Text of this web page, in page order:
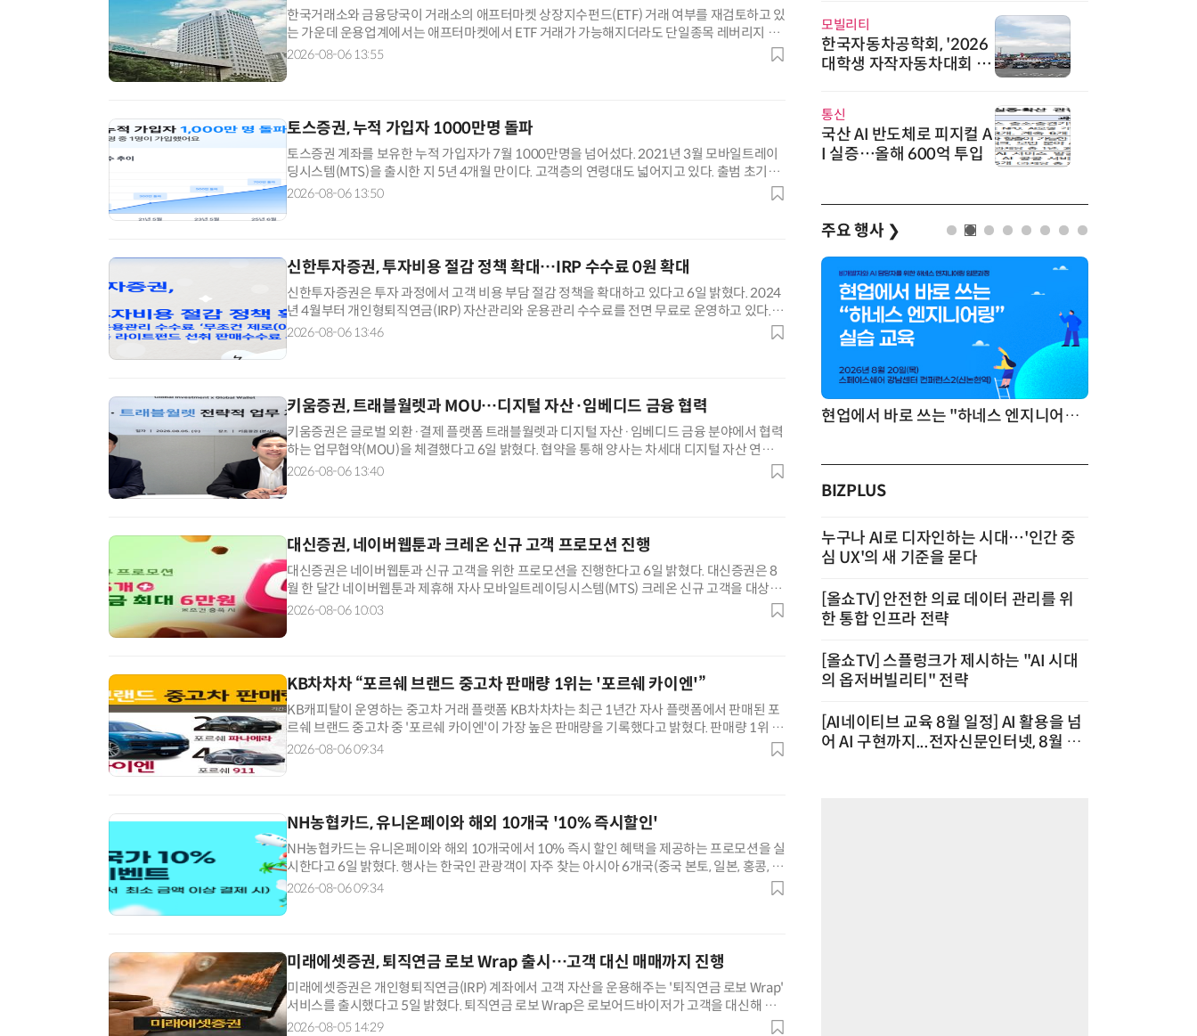
한국거래소와 금융당국이 거래소의 애프터마켓 상장지수펀드(ETF) 거래 여부를 재검토하고 있
는 가운데 운용업계에서는 애프터마켓에서 ETF 거래가 가능해지더라도 단일종목 레버리지 상
품 거래는 어려울 것이라는 목소리가 나온다. 증시 변동성이 커지고 단일종목 레버리지 상품이
2026-08-06 13:55
토스증권, 누적 가입자 1000만명 돌파
토스증권 계좌를 보유한 누적 가입자가 7월 1000만명을 넘어섰다. 2021년 3월 모바일트레이
딩시스템(MTS)을 출시한 지 5년 4개월 만이다. 고객층의 연령대도 넓어지고 있다. 출범 초기
70% 수준이었던 2030세대 가입자 비중이 50% 내외로 낮아졌다. 40대 이상이 43% 가량 차
2026-08-06 13:50
신한투자증권, 투자비용 절감 정책 확대…IRP 수수료 0원 확대
신한투자증권은 투자 과정에서 고객 비용 부담 절감 정책을 확대하고 있다고 6일 밝혔다. 2024
년 4월부터 개인형퇴직연금(IRP) 자산관리와 운용관리 수수료를 전면 무료로 운영하고 있다. 채
널이나 적립금 규모에 따라 수수료를 차등 부과하는 업계 관행과 달리 예외 없이 면제한다. 7월
2026-08-06 13:46
키움증권, 트래블월렛과 MOU…디지털 자산·임베디드 금융 협력
키움증권은 글로벌 외환·결제 플랫폼 트래블월렛과 디지털 자산·임베디드 금융 분야에서 협력
하는 업무협약(MOU)을 체결했다고 6일 밝혔다. 협약을 통해 양사는 차세대 디지털 자산 연구와
임베디드 금융을 비롯한 신사업에 나선다. 마케팅과 금융 콘텐츠 제공에서도 협력한다. 키움증
2026-08-06 13:40
대신증권, 네이버웹툰과 크레온 신규 고객 프로모션 진행
대신증권은 네이버웹툰과 신규 고객을 위한 프로모션을 진행한다고 6일 밝혔다. 대신증권은 8
월 한 달간 네이버웹툰과 제휴해 자사 모바일트레이딩시스템(MTS) 크레온 신규 고객을 대상으
로 네이버쿠키와 국내주식 투자지원금을 제공하는 행사를 진행한다. 먼저 신규 개인 고객이 네
2026-08-06 10:03
KB차차차 “포르쉐 브랜드 중고차 판매량 1위는 '포르쉐 카이엔'”
KB캐피탈이 운영하는 중고차 거래 플랫폼 KB차차차는 최근 1년간 자사 플랫폼에서 판매된 포
르쉐 브랜드 중고차 중 '포르쉐 카이엔'이 가장 높은 판매량을 기록했다고 밝혔다. 판매량 1위 포
르쉐 카이엔에 이어 △2위 포르쉐 파나메라 △3위 포르쉐 박스터 △4위 포르쉐 911 △5위 포
2026-08-06 09:34
NH농협카드, 유니온페이와 해외 10개국 '10% 즉시할인'
NH농협카드는 유니온페이와 해외 10개국에서 10% 즉시 할인 혜택을 제공하는 프로모션을 실
시한다고 6일 밝혔다. 행사는 한국인 관광객이 자주 찾는 아시아 6개국(중국 본토, 일본, 홍콩, 마
카오, 대만, 베트남)과 유럽 4개국(영국, 스페인, 프랑스, 이탈리아) 등 총 10개 주요 여행지를 대
2026-08-06 09:34
미래에셋증권, 퇴직연금 로보 Wrap 출시…고객 대신 매매까지 진행
미래에셋증권은 개인형퇴직연금(IRP) 계좌에서 고객 자산을 운용해주는 '퇴직연금 로보 Wrap'
서비스를 출시했다고 5일 밝혔다. 퇴직연금 로보 Wrap은 로보어드바이저가 고객을 대신해 시
장 상황에 맞는 글로벌 자산배분 포트폴리오를 구성하고 실제 매매까지 전담해 주는 로보일임
2026-08-05 14:29
모빌리티
한국자동차공학회, '2026
대학생 자작자동차대회 포
통신
국산 AI 반도체로 피지컬 A
I 실증…올해 600억 투입
주요 행사 ❯
양자컴퓨팅 비즈니스·기술 입문 1-Day 워크샵 - 큐비트·양자 알고리듬·Qiskit 실습으로 이해하는 차세대 현업에서 바로 쓰는 "하네스 엔지니어링" 실습 교육
BIZPLUS
누구나 AI로 디자인하는 시대…'인간 중
심 UX'의 새 기준을 묻다
[올쇼TV] 안전한 의료 데이터 관리를 위
한 통합 인프라 전략
[올쇼TV] 스플렁크가 제시하는 "AI 시대
의 옵저버빌리티" 전략
[AI네이티브 교육 8월 일정] AI 활용을 넘
어 AI 구현까지...전자신문인터넷, 8월 실